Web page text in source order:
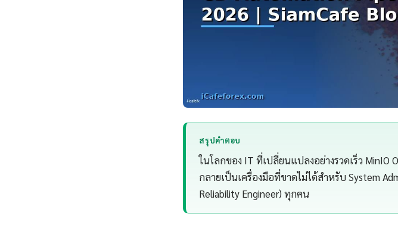
สรุปคำตอบ
ในโลกของ IT ที่เปลี่ยนแปลงอย่างรวดเร็ว MinIO
กลายเป็นเครื่องมือที่ขาดไม่ได้สำหรับ System
Reliability Engineer) ทุกคน